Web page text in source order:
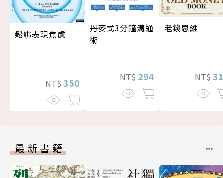
鬆綁表現焦慮
NT$ 350
丹麥式3分鐘溝通
術
NT$ 294
老錢思維
NT$
最新書籍